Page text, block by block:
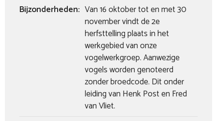
Bijzonderheden: Van 16 oktober tot en met 30
november vindt de 2e
herfsttelling plaats in het
werkgebied van onze
vogelwerkgroep. Aanwezige
vogels worden genoteerd
zonder broedcode. Dit onder
leiding van Henk Post en Fred
van Vliet.